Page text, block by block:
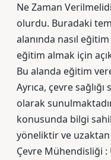
Ne Zaman
olurdu. Buradaki
alanında nasıl
eğitim almak için
Bu alanda eğitim
Ayrıca, çevre
olarak
konusunda bilgi
yöneliktir ve
Çevre Mühendisliği